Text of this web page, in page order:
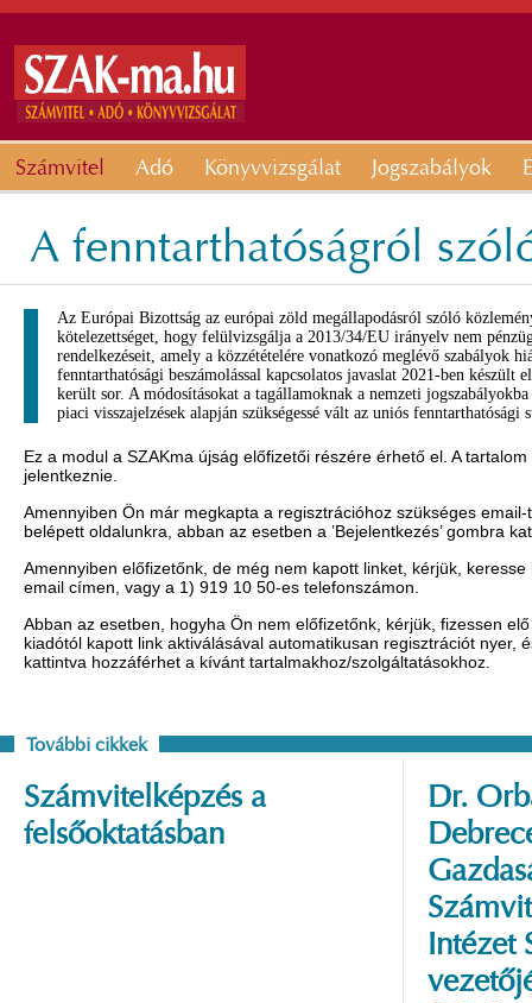
Számvitel Adó Könyvvizsgálat Jogszabályok
A fenntarthatóságról
Az Európai Bizottság az európai zöld megállapodásról szóló
kötelezettséget, hogy felülvizsgálja a 2013/34/EU irányelv nem
rendelkezéseit, amely a közzétételére vonatkozó meglévő szabályok
fenntarthatósági beszámolással kapcsolatos javaslat 2021-ben készült
került sor. A módosításokat a tagállamoknak a nemzeti
piaci visszajelzések alapján szükségessé vált az uniós fenntarthatósági
Ez a modul a SZAKma újság előfizetői részére érhető el. A
jelentkeznie.
Amennyiben Ön már megkapta a regisztrációhoz szükséges
belépett oldalunkra, abban az esetben a ’Bejelentkezés’ gombra
Amennyiben előfizetőnk, de még nem kapott linket, kérjük,
email címen, vagy a 1) 919 10 50-es telefonszámon.
Abban az esetben, hogyha Ön nem előfizetőnk, kérjük, fizessen
kiadótól kapott link aktiválásával automatikusan regisztrációt nyer,
kattintva hozzáférhet a kívánt tartalmakhoz/szolgáltatásokhoz.
További cikkek
Számvitelképzés a
felsőoktatásban
Dr.
Intézet